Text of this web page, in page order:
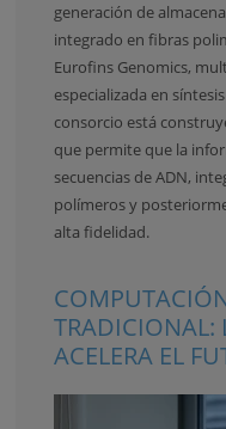
generación de
integrado en fibras
Eurofins Genomics,
especializada en
consorcio está
que permite que la
secuencias de ADN,
polímeros y
alta fidelidad.
TRADICIONAL:
ACELERA EL